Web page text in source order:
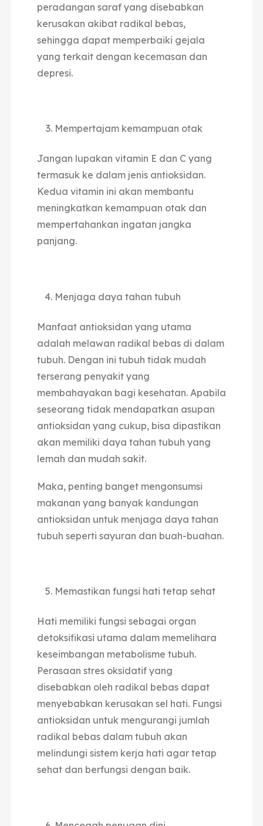
peradangan saraf yang disebabkan
kerusakan akibat radikal bebas,
sehingga dapat memperbaiki gejala
yang terkait dengan kecemasan dan
depresi.
Mempertajam kemampuan otak
Jangan lupakan vitamin E dan C yang
termasuk ke dalam jenis antioksidan.
Kedua vitamin ini akan membantu
meningkatkan kemampuan otak dan
mempertahankan ingatan jangka
panjang.
Menjaga daya tahan tubuh
Manfaat antioksidan yang utama
adalah melawan radikal bebas di dalam
tubuh. Dengan ini tubuh tidak mudah
terserang penyakit yang
membahayakan bagi kesehatan. Apabila
seseorang tidak mendapatkan asupan
antioksidan yang cukup, bisa dipastikan
akan memiliki daya tahan tubuh yang
lemah dan mudah sakit.
Maka, penting banget mengonsumsi
makanan yang banyak kandungan
antioksidan untuk menjaga daya tahan
tubuh seperti sayuran dan buah-buahan.
Memastikan fungsi hati tetap sehat
Hati memiliki fungsi sebagai organ
detoksifikasi utama dalam memelihara
keseimbangan metabolisme tubuh.
Perasaan stres oksidatif yang
disebabkan oleh radikal bebas dapat
menyebabkan kerusakan sel hati. Fungsi
antioksidan untuk mengurangi jumlah
radikal bebas dalam tubuh akan
melindungi sistem kerja hati agar tetap
sehat dan berfungsi dengan baik.